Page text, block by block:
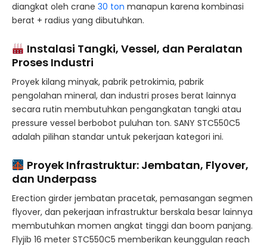
diangkat oleh crane 30 ton manapun karena kombinasi
berat + radius yang dibutuhkan.
Instalasi Tangki, Vessel, dan Peralatan
Proses Industri
Proyek kilang minyak, pabrik petrokimia, pabrik
pengolahan mineral, dan industri proses berat lainnya
secara rutin membutuhkan pengangkatan tangki atau
pressure vessel berbobot puluhan ton. SANY STC550C5
adalah pilihan standar untuk pekerjaan kategori ini.
Proyek Infrastruktur: Jembatan, Flyover,
dan Underpass
Erection girder jembatan pracetak, pemasangan segmen
flyover, dan pekerjaan infrastruktur berskala besar lainnya
membutuhkan momen angkat tinggi dan boom panjang.
Flyjib 16 meter STC550C5 memberikan keunggulan reach